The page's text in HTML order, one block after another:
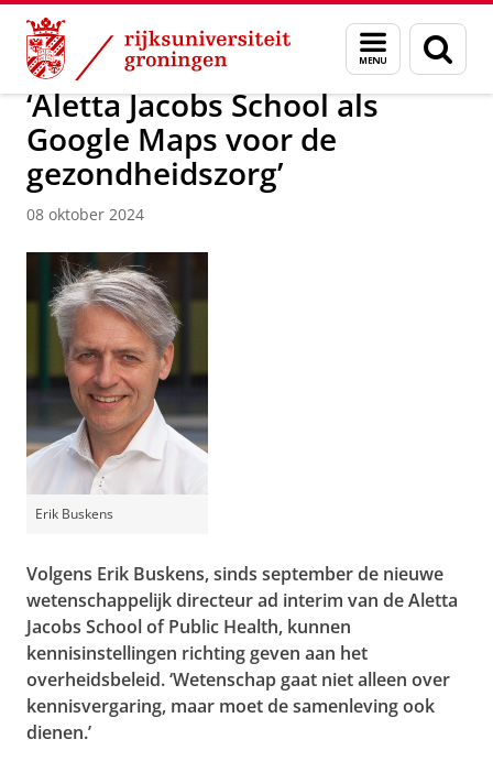
Skip
Content
Skip
Navigation
Menu
en
zoeken
Over ons Actueel Nieuws Nieuwsberichten
‘Aletta Jacobs School als
Google Maps voor de
gezondheidszorg’
08 oktober 2024
Erik Buskens
Volgens Erik Buskens, sinds september de nieuwe
wetenschappelijk directeur ad interim van de Aletta
Jacobs School of Public Health, kunnen
kennisinstellingen richting geven aan het
overheidsbeleid. ‘Wetenschap gaat niet alleen over
kennisvergaring, maar moet de samenleving ook
dienen.’